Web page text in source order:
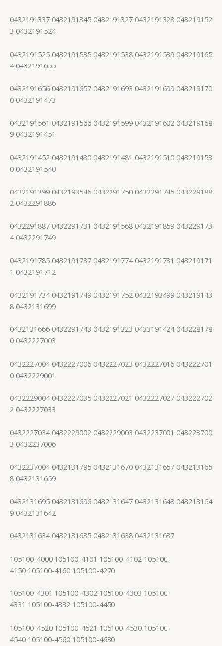
0432191337 0432191345 0432191327 0432191328 043219152
3 0432191524
0432191525 0432191535 0432191538 0432191539 043219165
4 0432191655
0432191656 0432191657 0432191693 0432191699 043219170
0 0432191473
0432191561 0432191566 0432191599 0432191602 043219168
9 0432191451
0432191452 0432191480 0432191481 0432191510 043219153
0 0432191540
0432191399 0432193546 0432291750 0432291745 043229188
2 0432291886
0432291887 0432291731 0432191568 0432191859 043229173
4 0432291749
0432191785 0432191787 0432191774 0432191781 043219171
1 0432191712
0432191734 0432191749 0432191752 0432193499 043219143
8 0432131699
0432131666 0432291743 0432191323 0433191424 043228178
0 0432227003
0432227004 0432227006 0432227023 0432227016 043222701
0 0432229001
0432229004 0432227035 0432227021 0432227027 043222702
2 0432227033
0432227034 0432229002 0432229003 0432237001 043223700
3 0432237006
0432237004 0432131795 0432131670 0432131657 043213165
8 0432131659
0432131695 0432131696 0432131647 0432131648 043213164
9 0432131642
0432131634 0432131635 0432131638 0432131637
105100-4000 105100-4101 105100-4102 105100-
4150 105100-4160 105100-4270
105100-4301 105100-4302 105100-4303 105100-
4331 105100-4332 105100-4450
105100-4520 105100-4521 105100-4530 105100-
4540 105100-4560 105100-4630